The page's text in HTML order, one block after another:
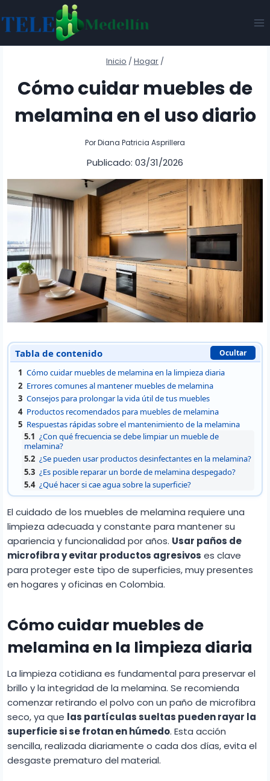
al
contenido
Inicio / Hogar /
Cómo cuidar muebles de
melamina en el uso diario
PorDiana Patricia Asprillera
Publicado: 03/31/2026
Tabla de contenido Ocultar
1 Cómo cuidar muebles de melamina en la limpieza diaria
2 Errores comunes al mantener muebles de melamina
3 Consejos para prolongar la vida útil de tus muebles
4 Productos recomendados para muebles de melamina
5 Respuestas rápidas sobre el mantenimiento de la melamina
5.1 ¿Con qué frecuencia se debe limpiar un mueble de
melamina?
5.2 ¿Se pueden usar productos desinfectantes en la melamina?
5.3 ¿Es posible reparar un borde de melamina despegado?
5.4 ¿Qué hacer si cae agua sobre la superficie?
El cuidado de los muebles de melamina requiere una
limpieza adecuada y constante para mantener su
apariencia y funcionalidad por años. Usar paños de
microfibra y evitar productos agresivos es clave
para proteger este tipo de superficies, muy presentes
en hogares y oficinas en Colombia.
Cómo cuidar muebles de
melamina en la limpieza diaria
La limpieza cotidiana es fundamental para preservar el
brillo y la integridad de la melamina. Se recomienda
comenzar retirando el polvo con un paño de microfibra
seco, ya que las partículas sueltas pueden rayar la
superficie si se frotan en húmedo. Esta acción
sencilla, realizada diariamente o cada dos días, evita el
desgaste prematuro del material.